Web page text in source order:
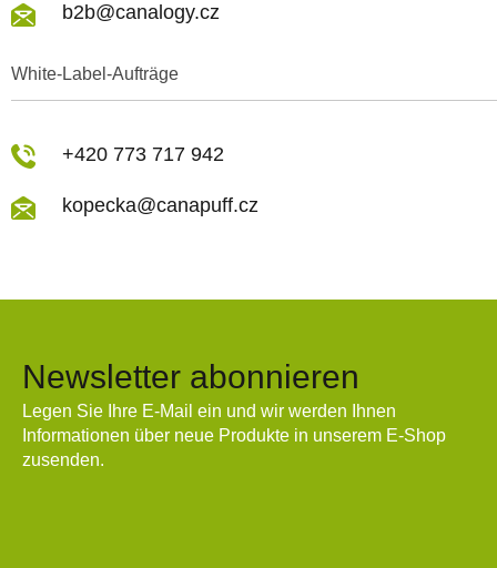
White-Label-Aufträge
b2b@canalogy.cz
+420 773 717 942
kopecka@canapuff.cz
Newsletter abonnieren
Legen Sie Ihre E-Mail ein und wir werden Ihnen
Informationen über neue Produkte in unserem E-Shop
zusenden.